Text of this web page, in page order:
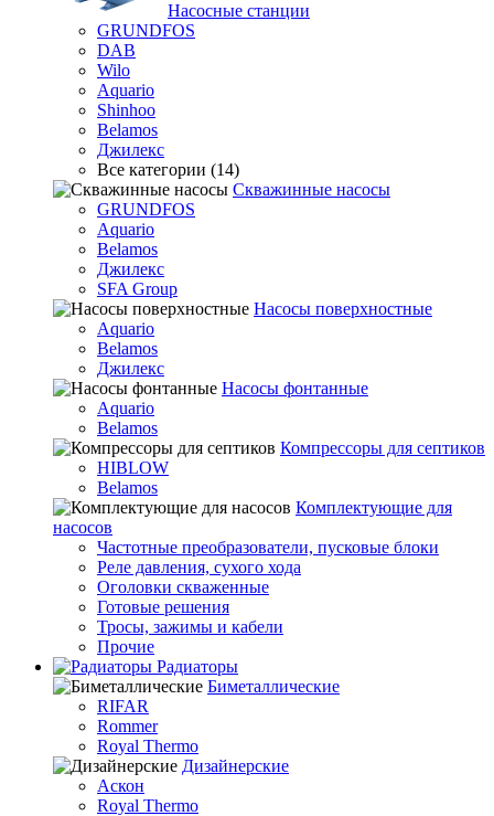
Насосные станции
GRUNDFOS
DAB
Wilo
Aquario
Shinhoo
Belamos
Джилекс
Все категории (14)
Скважинные насосы
GRUNDFOS
Aquario
Belamos
Джилекс
SFA Group
Насосы поверхностные
Aquario
Belamos
Джилекс
Насосы фонтанные
Aquario
Belamos
Компрессоры для септиков
HIBLOW
Belamos
Комплектующие для
насосов
Частотные преобразователи, пусковые блоки
Реле давления, сухого хода
Оголовки скваженные
Готовые решения
Тросы, зажимы и кабели
Прочие
Радиаторы
Биметаллические
RIFAR
Rommer
Royal Thermo
Дизайнерские
Аскон
Royal Thermo